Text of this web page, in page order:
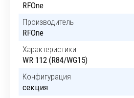
RFOne
Производитель
RFOne
Характеристики
WR 112 (R84/WG15)
Конфигурация
секция